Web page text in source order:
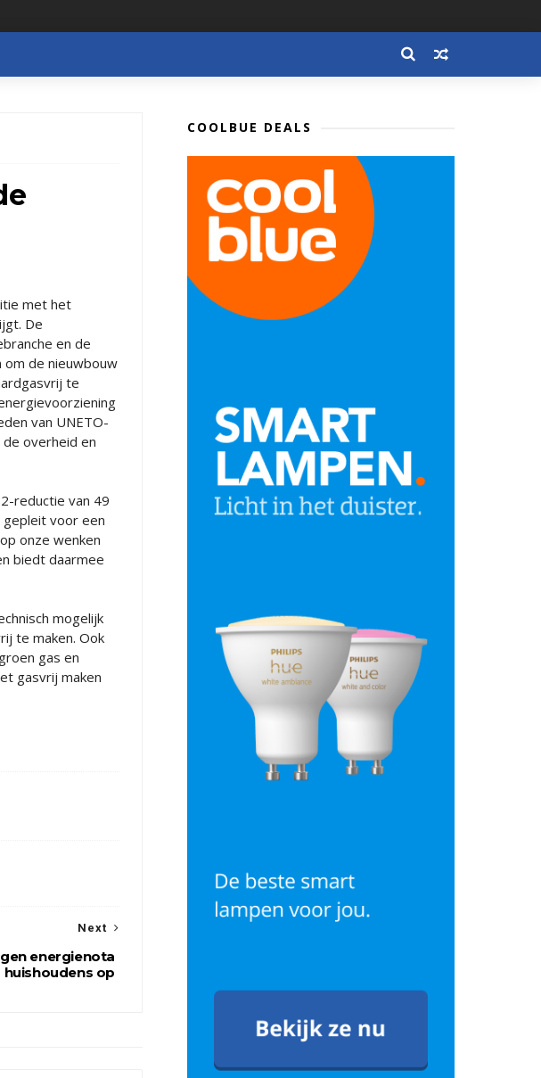
met het
De
en de
om de nieuwbouw
te
van UNETO-
overheid en
reductie van 49
voor een
onze wenken
biedt daarmee
mogelijk
te maken. Ook
gas en
gasvrij maken
Next
energienota
huishoudens op
COOLBUE DEALS